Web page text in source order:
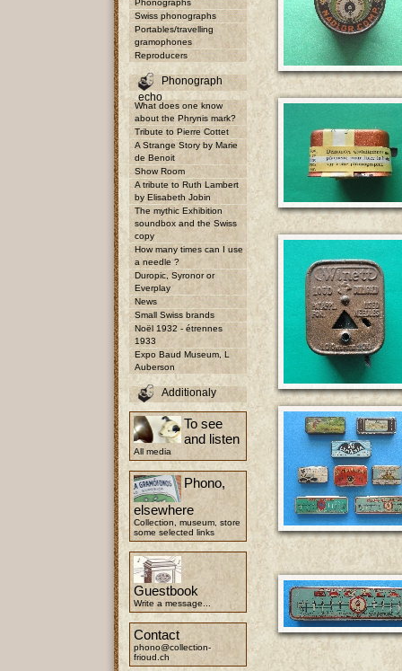
Phonographs
Swiss phonographs
Portables/travelling
gramophones
Reproducers
Phonograph
echo
What does one know
about the Phrynis mark?
Tribute to Pierre Cottet
A Strange Story by Marie
de Benoit
Show Room
A tribute to Ruth Lambert
by Elisabeth Jobin
The mythic Exhibition
soundbox and the Swiss
copy
How many times can I use
a needle ?
Duropic, Syronor or
Everplay
News
Small Swiss brands
Noël 1932 - étrennes
1933
Expo Baud Museum, L
Auberson
Additionaly
To see
and listen
All media
Phono,
elsewhere
Collection, museum, store
some selected links
Guestbook
Write a message...
Contact
phono@collection-
frioud.ch